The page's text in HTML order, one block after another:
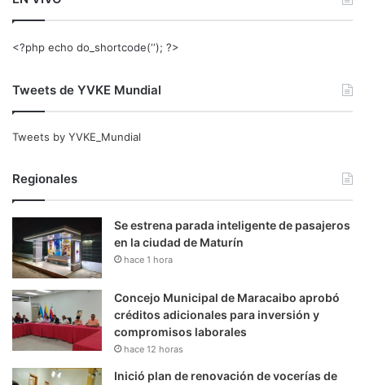
<?php echo do_shortcode(‘‘); ?>
Tweets de YVKE Mundial
Tweets by YVKE_Mundial
Regionales
Se estrena parada inteligente de pasajeros
en la ciudad de Maturín
hace 1 hora
Concejo Municipal de Maracaibo aprobó
créditos adicionales para inversión y
compromisos laborales
hace 12 horas
Inició plan de renovación de vocerías de